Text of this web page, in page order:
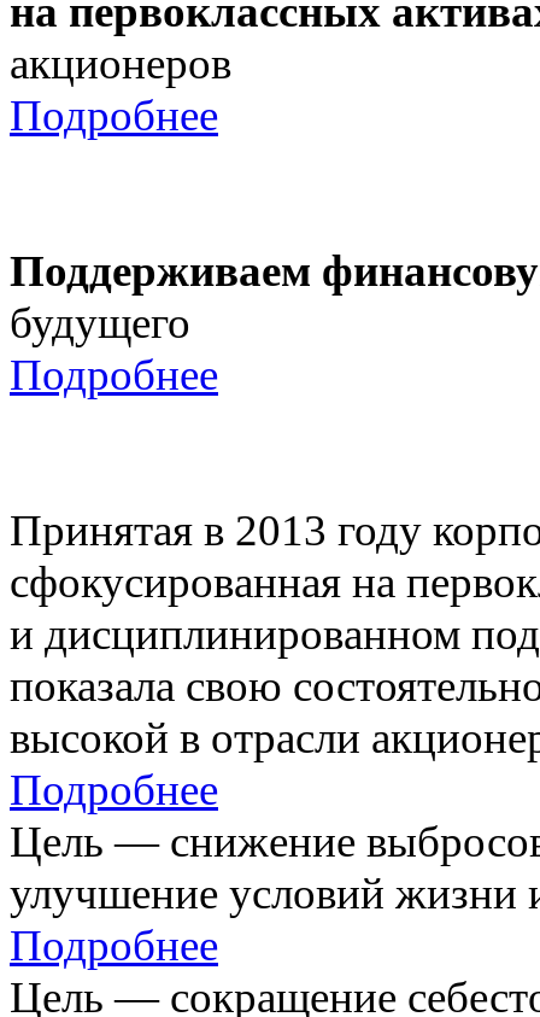
на первоклассных
акционеров
Подробнее
Поддерживаем
будущего
Подробнее
Принятая в 2013 году
сфокусированная на
и дисциплинированном
показала свою
высокой в отрасли
Подробнее
Цель — снижение
улучшение условий жизни
Подробнее
Цель — сокращение